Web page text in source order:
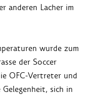
anderen Lacher im
wurde zum
der Soccer
OFC-Vertreter und
sich in